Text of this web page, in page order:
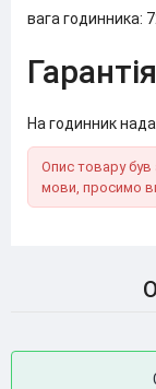
вага годинника:
На годинник
Опис товару був
мови, просимо